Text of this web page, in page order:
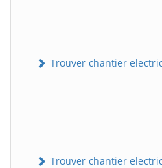
Trouver chantier
Trouver chantier